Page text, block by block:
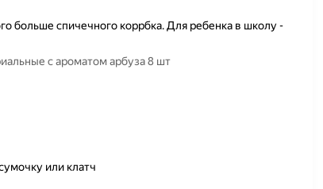
больше спичечного коррбка. Для ребенка в школу -
с ароматом арбуза 8 шт
или клатч